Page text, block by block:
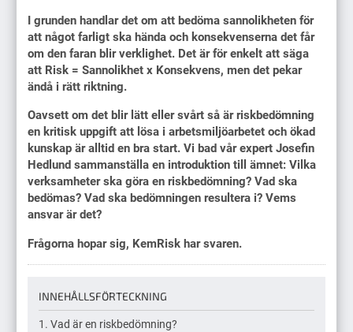
I grunden handlar det om att bedöma sannolikheten för
att något farligt ska hända och konsekvenserna det får
om den faran blir verklighet. Det är för enkelt att säga
att Risk = Sannolikhet x Konsekvens, men det pekar
ändå i rätt riktning.
Oavsett om det blir lätt eller svårt så är riskbedömning
en kritisk uppgift att lösa i arbetsmiljöarbetet och ökad
kunskap är alltid en bra start. Vi bad vår expert Josefin
Hedlund sammanställa en introduktion till ämnet: Vilka
verksamheter ska göra en riskbedömning? Vad ska
bedömas? Vad ska bedömningen resultera i? Vems
ansvar är det?
Frågorna hopar sig, KemRisk har svaren.
INNEHÅLLSFÖRTECKNING
Vad är en riskbedömning?